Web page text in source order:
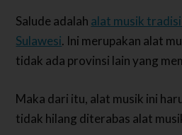
Salude adalah alat musik
Sulawesi. Ini merupakan alat
tidak ada provinsi lain yang
Maka dari itu, alat musik ini
tidak hilang diterabas alat